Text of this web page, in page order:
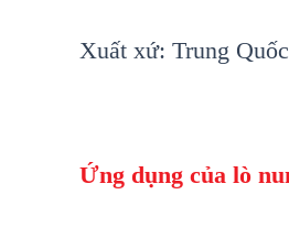
Xuất xứ: Trung Quốc
Ứng dụng của lò